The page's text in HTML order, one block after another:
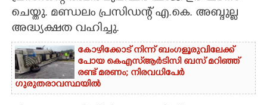
CONTACT US
ചെയ്തു. മണ്ഡലം പ്രസിഡന്റ് എ.കെ. അബ്ദുല്ല
അദ്ധ്യക്ഷത വഹിച്ചു.
കോഴിക്കോട് നിന്ന് ബംഗളൂരുവിലേക്ക്
പോയ കെഎസ്‌ആർടിസി ബസ് മറിഞ്ഞ്
രണ്ട് മരണം; നിരവധിപേർ
ഗുരുതരാവസ്ഥയിൽ